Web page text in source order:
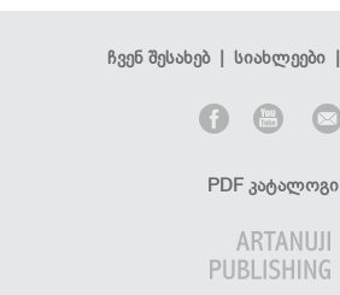
ჩვენ შესახებ| სიახლეები|
PDF კატალოგი